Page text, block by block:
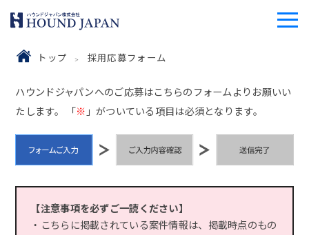
トップ 採用応募フォーム
ハウンドジャパンへのご応募はこちらのフォームよりお願いい
たします。 「※ 」がついている項目は必須となります。
【注意事項を必ずご一読ください】
・こちらに掲載されている案件情報は、掲載時点のもの